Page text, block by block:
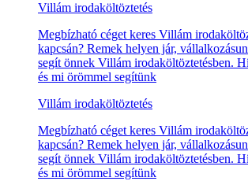
Villám irodaköltöztetés
Megbízható céget keres Villám
kapcsán? Remek helyen jár,
segít önnek Villám irodaköltöztetésben.
és mi örömmel segítünk
Villám irodaköltöztetés
Megbízható céget keres Villám
kapcsán? Remek helyen jár,
segít önnek Villám irodaköltöztetésben.
és mi örömmel segítünk